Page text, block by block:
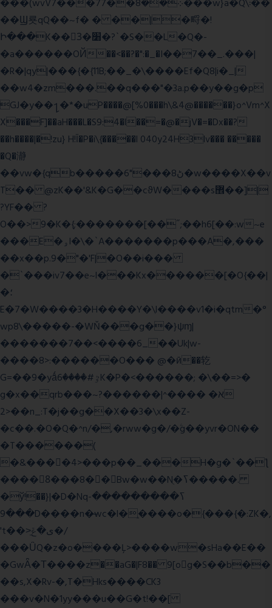
���(wvV܀��8��77���7���w}a�Q\܃��
��Ϣ룟qQ��~f� � ��|�㽟�!
Ի���K��3ٓ�׸�?`�S��L�Q�-
�a������OЙ��<��?�":�_�I��7��_.���|
�R�|qy|���{�{11B;��_�\����Ef�Q8|i�_|
��w4�zm���.��q���"�3a.p��y��g�p
GJ�y��႑�*�uP����@[%0���h\&4@������}o^Vm^X
X���F]��aH���L�S9:4�l��=�@�jV�=�Dx��?
��h����|�!zu} H!Ī�P�i\{�����l 040y24H3lv��� �����
�Q�瀞
��vw�{qb�����6"���8ڻ�w����X��v
T�� @zK��'&K�G��cϑW����s޾��]|
?YF�� ?
O��>9�K�{;�������[��˝;��h6[��:w~e
���E�ۅl�\�`A�������p���A�,���
��x��p.9�"�'F|�O��i���
�`���iv7��e~l���Kx������[�O{��|
�؛
E�7�W����3�H����Y�\l����v1�i�qtm�°
wp8\�����-�WŇ���g��}ψɱ|
�������7��<����6_��Uk|w-
����8>:������O��� @�ӣ��䢀
G=��9�yǻٷ#����6K�P�<������; �\��=>�
g�x��qrb���~א� ����^|������?
2>��n_:T�j��g��X��3�\x��Z-
�c��.�O�Q�^n/�,�rww�g�/�ۧg��yvr�ON��
�T������(
�&����4>���p��_���H�g�`��ƪ
����8َ���8� �󳳦Bw�w��Nֻ�ߖ�����.
�ў!��}|�D�Nqߖ���������-
���9D����n�̶wc�l�֑����o�{���{�:ZK�,
't��>͍ى�ݝ�/
���ǙQ�z�o����Ļ>����w�sHa��E��
�GwǞ�Τ����z��aG�|F8�� 9[og�S��b��
��s,X�Rv-�,T�Hks����CK3
���v�N�1yy���u��G�t!��[